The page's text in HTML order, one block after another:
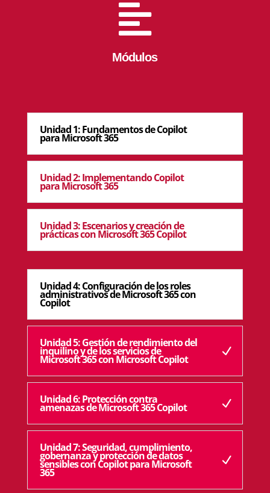

Módulos
Unidad 1: Fundamentos de Copilot
para Microsoft 365
Unidad 2: Implementando Copilot
para Microsoft 365
Unidad 3: Escenarios y creación de
prácticas con Microsoft 365 Copilot
Unidad 4: Configuración de los roles
administrativos de Microsoft 365 con
Copilot
Unidad 5: Gestión de rendimiento del
inquilino y de los servicios de
Microsoft 365 con Microsoft Copilot
Unidad 6: Protección contra
amenazas de Microsoft 365 Copilot
Unidad 7: Seguridad, cumplimiento,
gobernanza y protección de datos
sensibles con Copilot para Microsoft
365